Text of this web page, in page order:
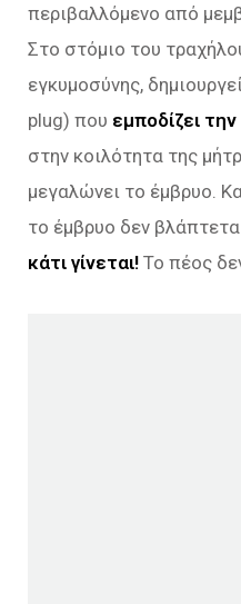
περιβαλλόμενο από
Στο στόμιο του
εγκυμοσύνης,
plug) που εμποδίζει
στην κοιλότητα της
μεγαλώνει το έμβρυο.
το έμβρυο δεν
κάτι γίνεται! Το πέος